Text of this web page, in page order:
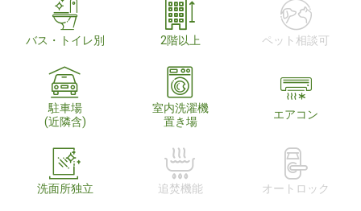
バス・トイレ別 2階以上 ペット相談可
駐車場
(近隣含)
室内洗濯機
置き場
エアコン
洗面所独立 追焚機能 オートロック